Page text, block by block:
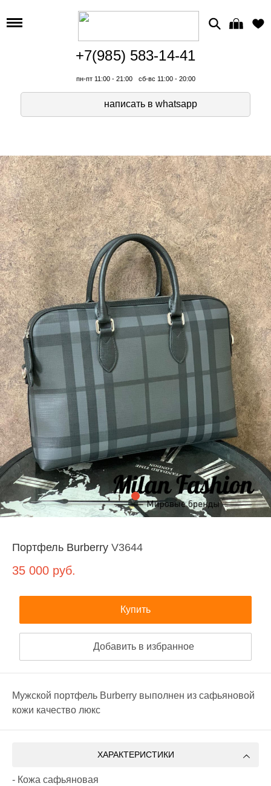
+7(985) 583-14-41
пн-пт 11:00 - 21:00 сб-вс 11:00 - 20:00
написать в whatsapp
Портфель Burberry V3644
35 000 руб.
Купить
Добавить в избранное
Мужской портфель Burberry выполнен из сафьяновой
кожи качество люкс
ХАРАКТЕРИСТИКИ
- Кожа сафьяновая